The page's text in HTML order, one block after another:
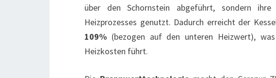
über den Schornstein abgeführt, sondern
Heizprozesses genutzt. Dadurch erreicht der
109% (bezogen auf den unteren Heizwert),
Heizkosten führt.